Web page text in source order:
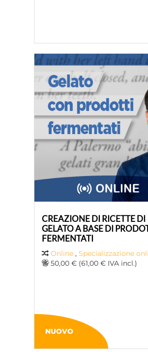
CREAZIONE DI RICETTE DI
GELATO A BASE DI
FERMENTATI
Online , Specializzazione
50,00 € (61,00 € IVA incl.)
NUOVO